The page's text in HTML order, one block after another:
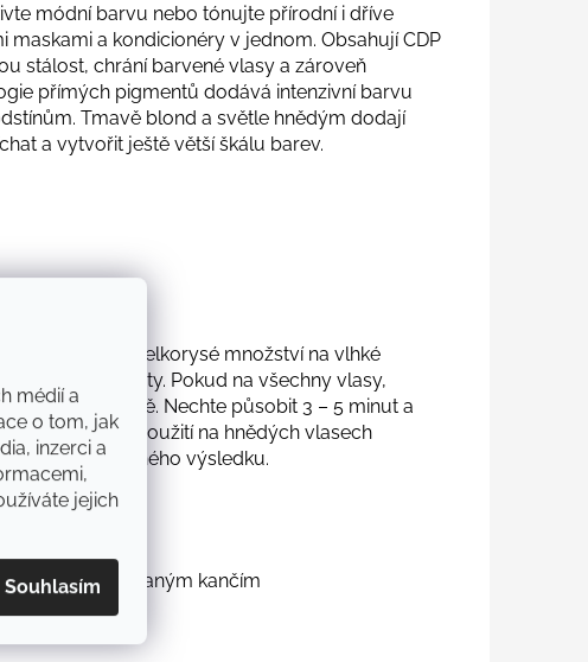
médií a
o tom, jak
inzerci a
jejich
Souhlasím
módní barvu nebo tónujte přírodní i dříve
a kondicionéry v jednom. Obsahují CDP
stálost, chrání barvené vlasy a zároveň
přímých pigmentů dodává intenzivní barvu
Tmavě blond a světle hnědým dodají
a vytvořit ještě větší škálu barev.
Naneste velkorysé množství na vlhké
oblast prsty. Pokud na všechny vlasy,
rovnoměrně. Nechte působit 3 – 5 minut a
častěji. Při použití na hnědých vlasech
požadovaného výsledku.
díky integrovaným kančím
třepení.